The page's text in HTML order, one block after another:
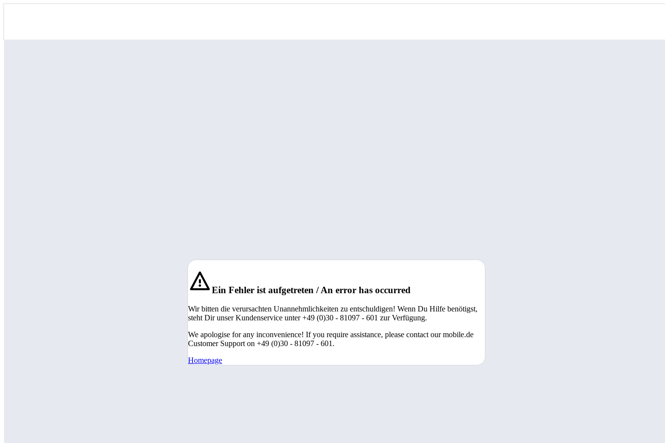
Ein Fehler ist aufgetreten / An error has occurred
Wir bitten die verursachten Unannehmlichkeiten zu entschuldigen! Wenn Du Hilfe benötigst,
steht Dir unser Kundenservice unter +49 (0)30 - 81097 - 601 zur Verfügung.
We apologise for any inconvenience! If you require assistance, please contact our mobile.de
Customer Support on +49 (0)30 - 81097 - 601.
Homepage